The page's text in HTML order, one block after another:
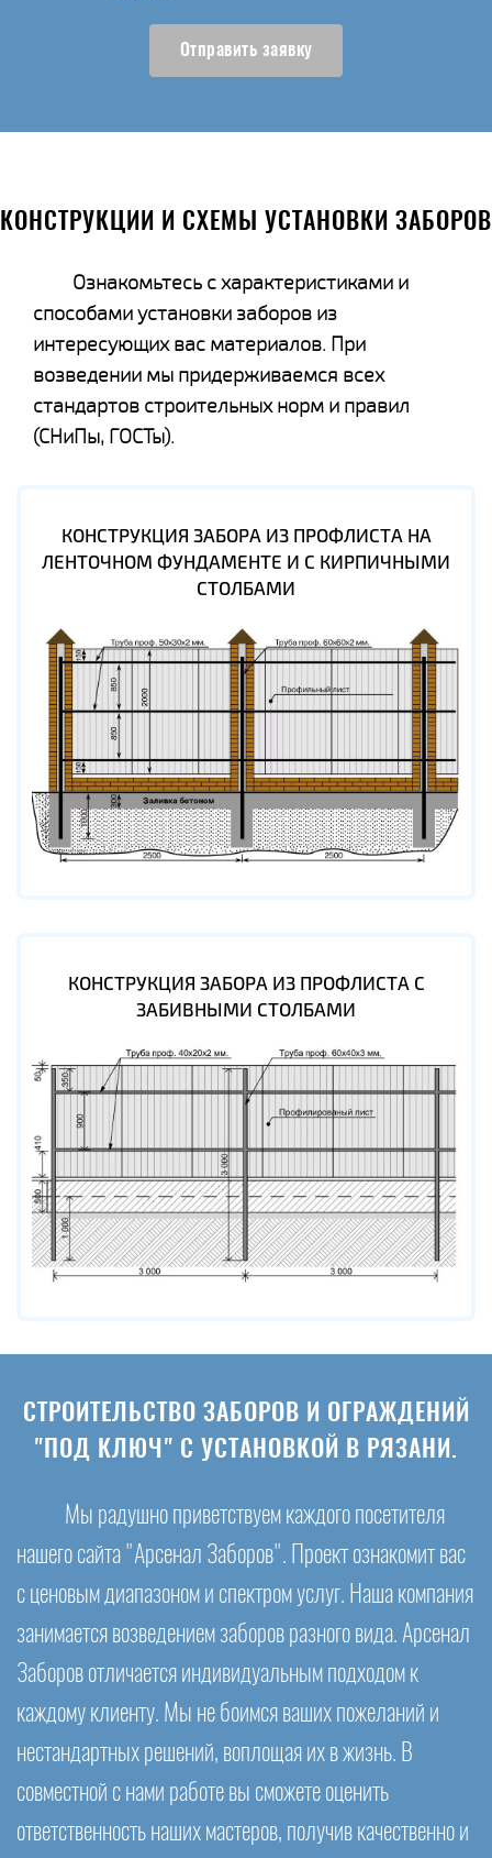
Отправить заявку
КОНСТРУКЦИИ И СХЕМЫ УСТАНОВКИ ЗАБОРОВ
Ознакомьтесь с характеристиками и
способами установки заборов из
интересующих вас материалов. При
возведении мы придерживаемся всех
стандартов строительных норм и правил
(СНиПы, ГОСТы).
КОНСТРУКЦИЯ ЗАБОРА ИЗ ПРОФЛИСТА НА
ЛЕНТОЧНОМ ФУНДАМЕНТЕ И С КИРПИЧНЫМИ
СТОЛБАМИ
КОНСТРУКЦИЯ ЗАБОРА ИЗ ПРОФЛИСТА С
ЗАБИВНЫМИ СТОЛБАМИ
СТРОИТЕЛЬСТВО ЗАБОРОВ И ОГРАЖДЕНИЙ
"ПОД КЛЮЧ" С УСТАНОВКОЙ В РЯЗАНИ.
Мы радушно приветствуем каждого посетителя
нашего сайта "Арсенал Заборов". Проект ознакомит вас
с ценовым диапазоном и спектром услуг. Наша компания
занимается возведением заборов разного вида. Арсенал
Заборов отличается индивидуальным подходом к
каждому клиенту. Мы не боимся ваших пожеланий и
нестандартных решений, воплощая их в жизнь. В
совместной с нами работе вы сможете оценить
ответственность наших мастеров, получив качественно и